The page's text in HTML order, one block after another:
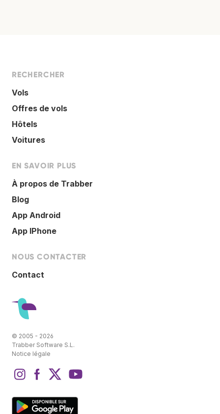
RECHERCHER
Vols
Offres de vols
Hôtels
Voitures
EN SAVOIR PLUS
À propos de Trabber
Blog
App Android
App IPhone
NOUS CONTACTER
Contact
© 2005 - 2026
Trabber Software S.L.
Notice légale